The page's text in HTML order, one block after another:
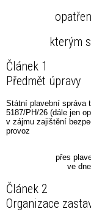
kterým
Článek 1
Předmět úpravy
Státní plavební správa
5187/PH/26 (dále jen
v zájmu zajištění
provoz
přes
ve
Článek 2
Organizace